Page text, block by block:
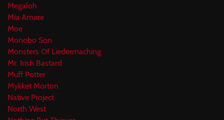
Megaloh
Mia Amare
Moe
Monobo Son
Monsters Of Liedermaching
Mr. Irish Bastard
Muff Potter
Mykket Morton
Native Project
North West